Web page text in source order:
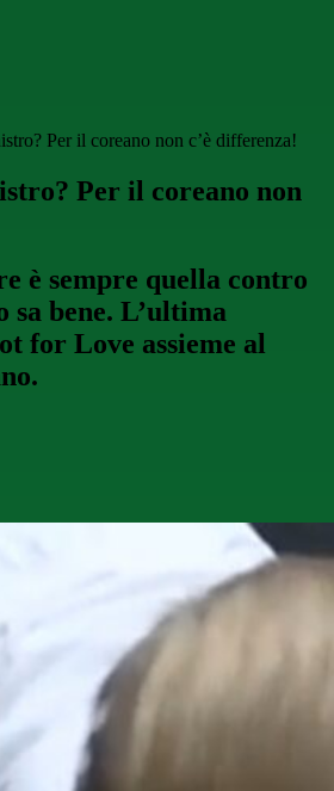
Per il coreano non c’è differenza!
Per il coreano non
è sempre quella contro
sa bene. L’ultima
for Love assieme al